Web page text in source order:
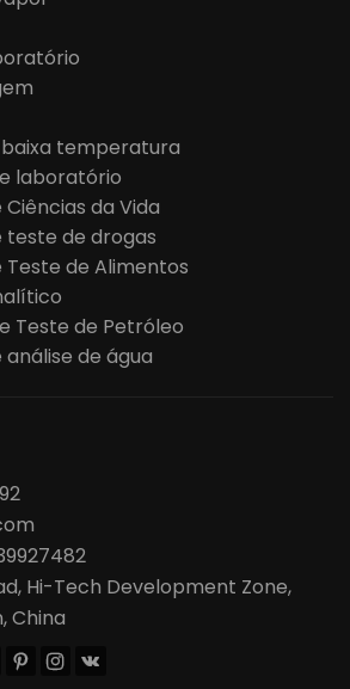
temperatura
laboratório
da Vida
de drogas
de Alimentos
Teste de Petróleo
de água
Hi-Tech Development Zone,
China
  